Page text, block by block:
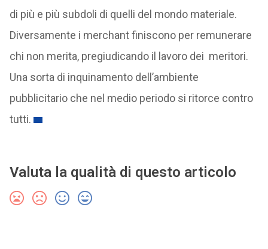
di più e più subdoli di quelli del mondo materiale.
Diversamente i merchant finiscono per remunerare
chi non merita, pregiudicando il lavoro dei meritori.
Una sorta di inquinamento dell’ambiente
pubblicitario che nel medio periodo si ritorce contro
tutti.
Valuta la qualità di questo articolo